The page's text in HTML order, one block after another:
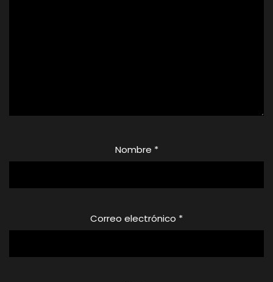
Nombre *
Correo electrónico *